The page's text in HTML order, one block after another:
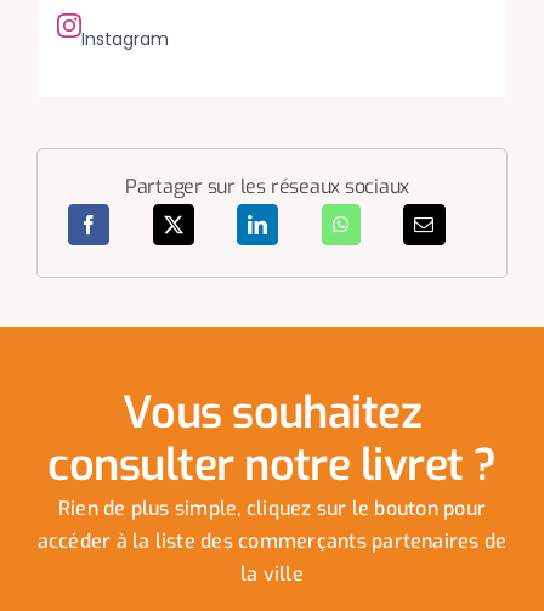
Instagram
Partager sur les réseaux sociaux
Vous souhaitez
consulter notre livret ?
Rien de plus simple, cliquez sur le bouton pour
accéder à la liste des commerçants partenaires de
la ville